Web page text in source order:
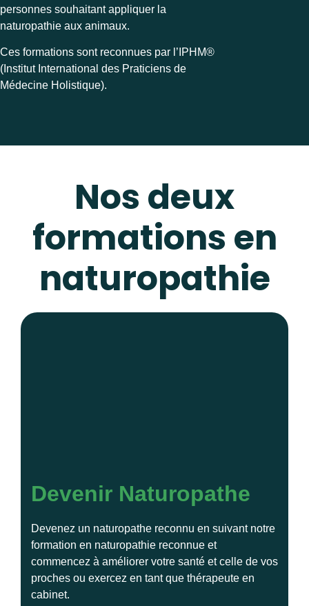
personnes souhaitant appliquer la
naturopathie aux animaux.
Ces formations sont reconnues par l’IPHM®
(Institut International des Praticiens de
Médecine Holistique).
Nos deux
formations en
naturopathie
Devenir Naturopathe
Devenez un naturopathe reconnu en suivant notre
formation en naturopathie reconnue et
commencez à améliorer votre santé et celle de vos
proches ou exercez en tant que thérapeute en
cabinet.